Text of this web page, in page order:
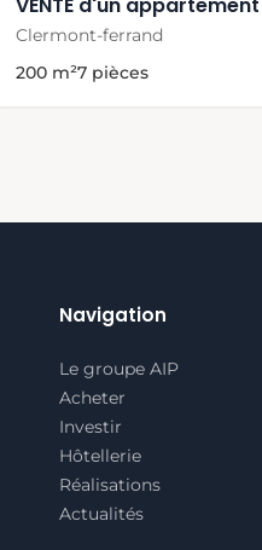
Clermont-ferrand
200 m²7 pièces
Navigation
Le groupe AIP
Acheter
Investir
Hôtellerie
Réalisations
Actualités